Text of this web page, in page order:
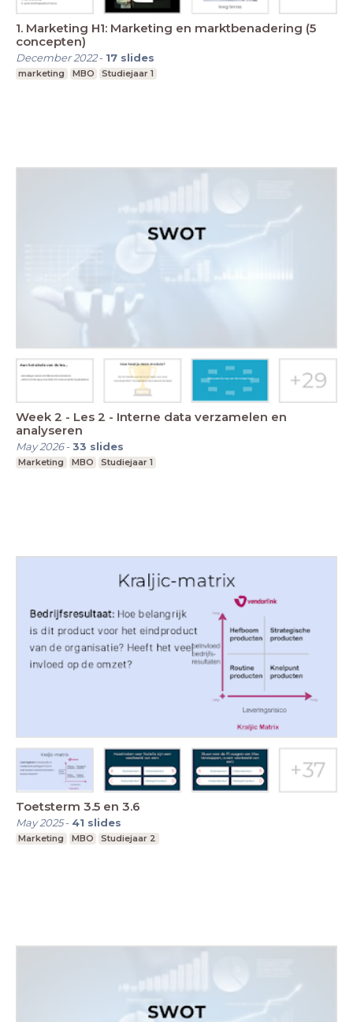
1. Marketing H1: Marketing en marktbenadering (5
concepten)
December 2022- 17 slides
marketing MBO Studiejaar 1
Week 2 - Les 2 - Interne data verzamelen en
analyseren
May 2026-33 slides
Marketing MBO Studiejaar 1
Toetsterm 3.5 en 3.6
May 2025- 41 slides
Marketing MBO Studiejaar 2